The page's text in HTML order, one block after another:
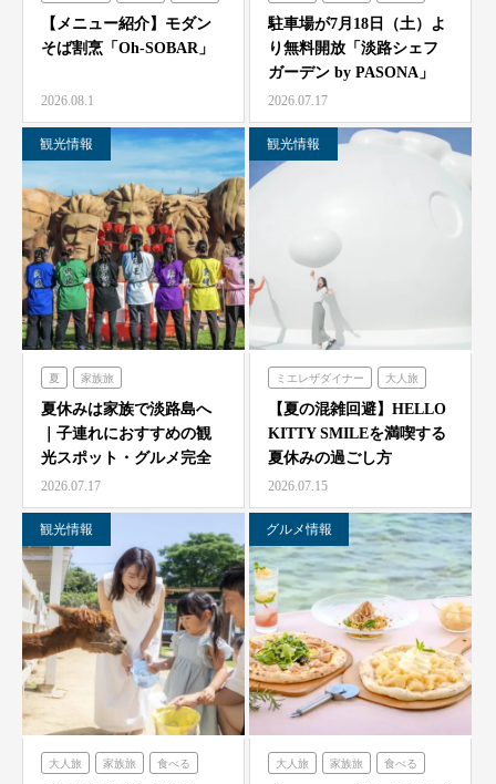
【メニュー紹介】モダン
そば割烹「Oh-SOBAR」
2026.08.1
シェフガーデン
駐車場が7月18日（土）よ
り無料開放「淡路シェフ
ガーデン by PASONA」
「Ladyb…
2026.07.17
観光情報
夏 家族旅
農家レストラン「陽・燦燦」
シェフガーデン
ニジゲンノモリ
夏休みは家族で淡路島へ
｜子連れにおすすめの観
光スポット・グルメ完全
ガイド
2026.07.17
観光情報
ミエレザダイナー 大人旅
家族旅 食べる 体験する
ハローキティスマイル
【夏の混雑回避】HELLO
KITTY SMILEを満喫する
夏休みの過ごし方
2026.07.15
観光情報
大人旅 家族旅 食べる
グルメ情報
大人旅 家族旅 食べる